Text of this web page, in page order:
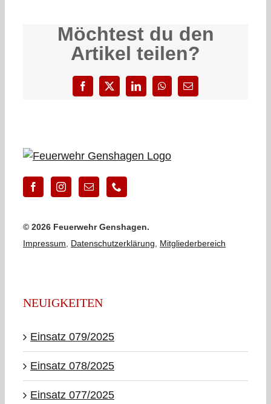
Möchtest du den
Artikel teilen?
Facebook
X LinkedInWhatsApp
E-
Mail
© 2026 Feuerwehr Genshagen.
Impressum
Datenschutzerklärung Mitgliederbereich
NEUIGKEITEN
Einsatz 079/2025
Einsatz 078/2025
Einsatz 077/2025